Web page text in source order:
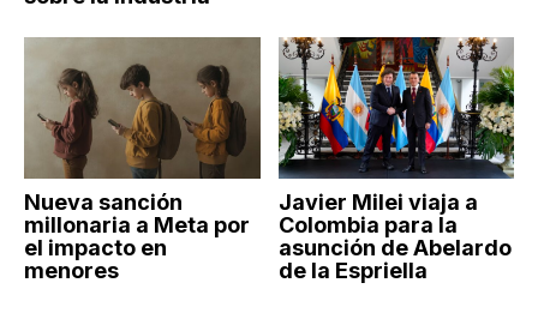
Nueva sanción
millonaria a Meta por
el impacto en
menores
Javier Milei viaja a
Colombia para la
asunción de Abelardo
de la Espriella